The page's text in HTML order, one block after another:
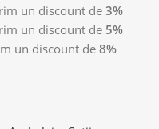
un discount de 3%
un discount de 5%
un discount de 8%